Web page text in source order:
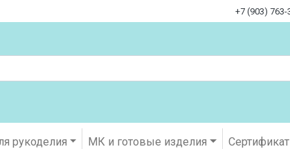
+7 (903) 763-
рукоделия МК и готовые изделия